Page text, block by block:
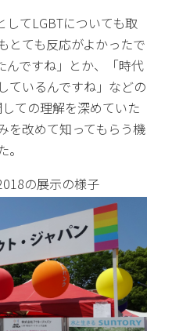
てLGBTについても取
とても反応がよかったで
んですね」とか、「時代
ているんですね」などの
ての理解を深めていた
を改めて知ってもらう機
。
の展示の様子